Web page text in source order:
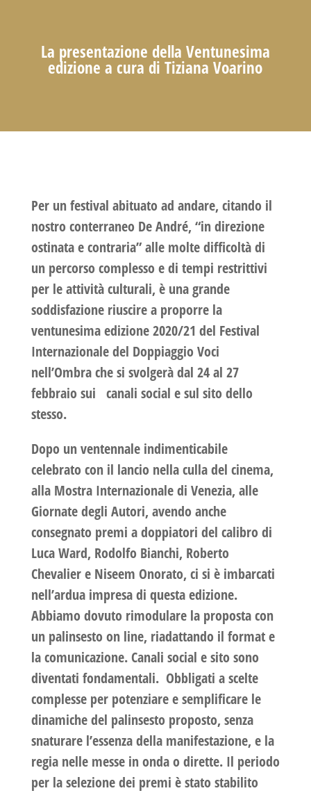
La presentazione della Ventunesima
edizione a cura di Tiziana Voarino
Per un festival abituato ad andare, citando il
nostro conterraneo De André, “in direzione
ostinata e contraria” alle molte difficoltà di
un percorso complesso e di tempi restrittivi
per le attività culturali, è una grande
soddisfazione riuscire a proporre la
ventunesima edizione 2020/21 del Festival
Internazionale del Doppiaggio Voci
nell’Ombrache si svolgeràdal 24 al 27
febbraio sui canali social e sul sito dello
stesso.
Dopo un ventennale indimenticabile
celebrato con il lancio nella culla del cinema,
alla Mostra Internazionale di Venezia, alle
Giornate degli Autori, avendo anche
consegnato premi a doppiatori del calibro di
Luca Ward, Rodolfo Bianchi, Roberto
Chevalier e Niseem Onorato, ci si è imbarcati
nell’ardua impresa di questa edizione.
Abbiamo dovuto rimodulare la proposta con
un palinsesto on line, riadattando il format e
la comunicazione. Canali social e sito sono
diventati fondamentali. Obbligati a scelte
complesse per potenziare e semplificare le
dinamiche del palinsesto proposto, senza
snaturare l’essenza della manifestazione, e la
regia nelle messe in onda o dirette. Il periodo
per la selezione dei premi è stato stabilito